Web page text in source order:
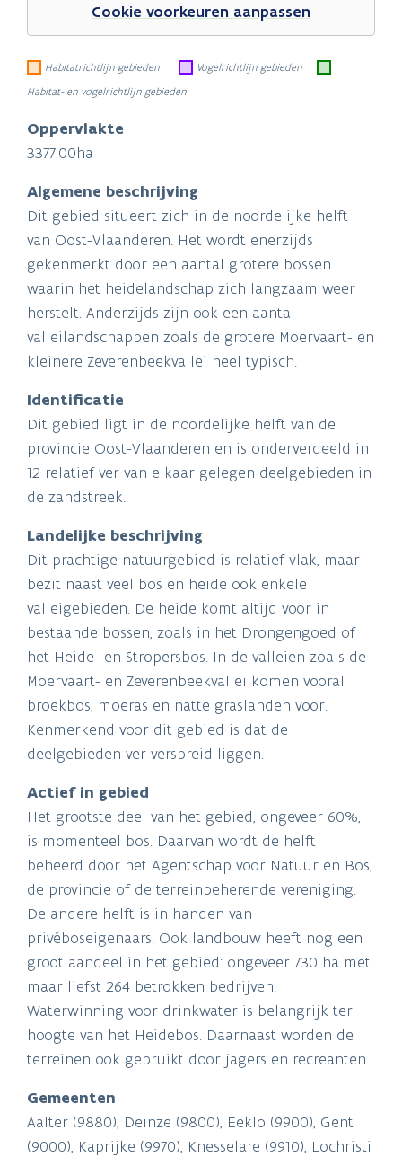
Cookie voorkeuren aanpassen
Habitatrichtlijn gebieden
Vogelrichtlijn gebieden
Habitat- en vogelrichtlijn gebieden
Oppervlakte
3377.00ha
Algemene beschrijving
Dit gebied situeert zich in de noordelijke helft
van Oost-Vlaanderen. Het wordt enerzijds
gekenmerkt door een aantal grotere bossen
waarin het heidelandschap zich langzaam weer
herstelt. Anderzijds zijn ook een aantal
valleilandschappen zoals de grotere Moervaart- en
kleinere Zeverenbeekvallei heel typisch.
Identificatie
Dit gebied ligt in de noordelijke helft van de
provincie Oost-Vlaanderen en is onderverdeeld in
12 relatief ver van elkaar gelegen deelgebieden in
de zandstreek.
Landelijke beschrijving
Dit prachtige natuurgebied is relatief vlak, maar
bezit naast veel bos en heide ook enkele
valleigebieden. De heide komt altijd voor in
bestaande bossen, zoals in het Drongengoed of
het Heide- en Stropersbos. In de valleien zoals de
Moervaart- en Zeverenbeekvallei komen vooral
broekbos, moeras en natte graslanden voor.
Kenmerkend voor dit gebied is dat de
deelgebieden ver verspreid liggen.
Actief in gebied
Het grootste deel van het gebied, ongeveer 60%,
is momenteel bos. Daarvan wordt de helft
beheerd door het Agentschap voor Natuur en Bos,
de provincie of de terreinbeherende vereniging.
De andere helft is in handen van
privéboseigenaars. Ook landbouw heeft nog een
groot aandeel in het gebied: ongeveer 730 ha met
maar liefst 264 betrokken bedrijven.
Waterwinning voor drinkwater is belangrijk ter
hoogte van het Heidebos. Daarnaast worden de
terreinen ook gebruikt door jagers en recreanten.
Gemeenten
Aalter (9880), Deinze (9800), Eeklo (9900), Gent
(9000), Kaprijke (9970), Knesselare (9910), Lochristi